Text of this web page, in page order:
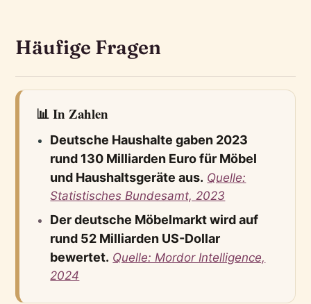
Häufige Fragen
📊 In Zahlen
Deutsche Haushalte gaben 2023
rund 130 Milliarden Euro für Möbel
und Haushaltsgeräte aus. Quelle:
Statistisches Bundesamt, 2023
Der deutsche Möbelmarkt wird auf
rund 52 Milliarden US-Dollar
bewertet. Quelle: Mordor Intelligence,
2024